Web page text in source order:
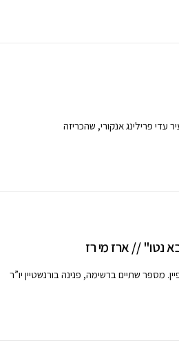
פרילינג אנקורי, שהכריזה
נטו" // ארז מי רז
מספר שתיים ברשימה, פנינה בורנשטיין יו”ר